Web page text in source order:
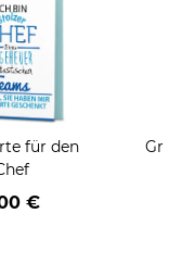
für den
€